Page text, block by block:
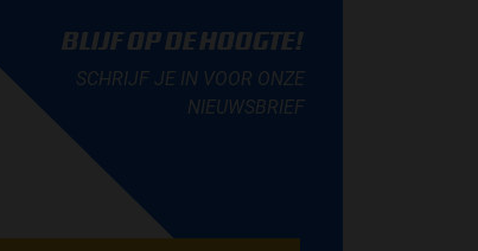
BLIJF OP DE HOOGTE!
SCHRIJF JE IN VOOR ONZE
NIEUWSBRIEF